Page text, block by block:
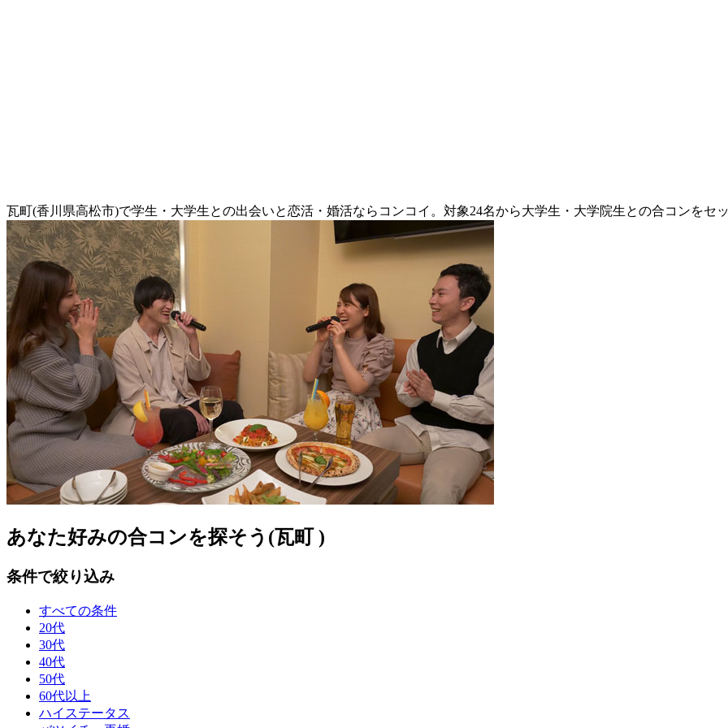
瓦町(香川県高松市)で学生・大学生との出会いと恋活・婚活ならコンコイ。対象24名から大学生・大学院生との合コンをセ
あなた好みの合コンを探そう(瓦町 )
条件で絞り込み
すべての条件
20代
30代
40代
50代
60代以上
ハイステータス